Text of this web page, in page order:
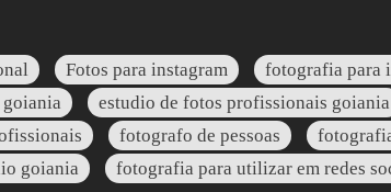
Fotos para instagram
fotografia para
estudio de fotos profissionais goiania
fotografo de pessoas
goiania
fotografia para utilizar em redes